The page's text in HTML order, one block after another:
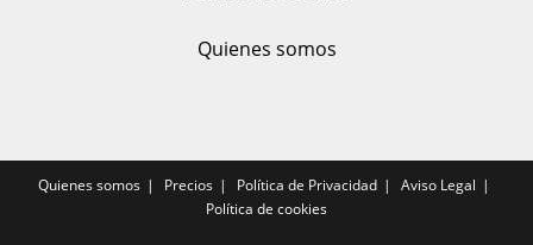
Quienes somos
Quienes somos Precios Política de Privacidad
Aviso Legal
Política de cookies